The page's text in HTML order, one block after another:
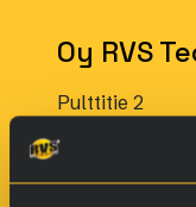
Oy RVS
Pulttitie 2